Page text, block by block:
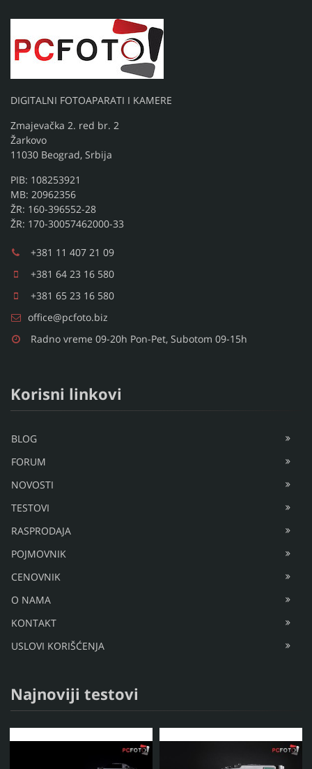
DIGITALNI FOTOAPARATI I KAMERE
Zmajevačka 2. red br. 2
Žarkovo
11030 Beograd, Srbija
PIB: 108253921
MB: 20962356
ŽR: 160-396552-28
ŽR: 170-30057462000-33
+381 11 407 21 09
+381 64 23 16 580
+381 65 23 16 580
office@pcfoto.biz
Radno vreme 09-20h Pon-Pet, Subotom 09-15h
Korisni linkovi
BLOG
FORUM
NOVOSTI
TESTOVI
RASPRODAJA
POJMOVNIK
CENOVNIK
O NAMA
KONTAKT
USLOVI KORIŠĆENJA
Najnoviji testovi